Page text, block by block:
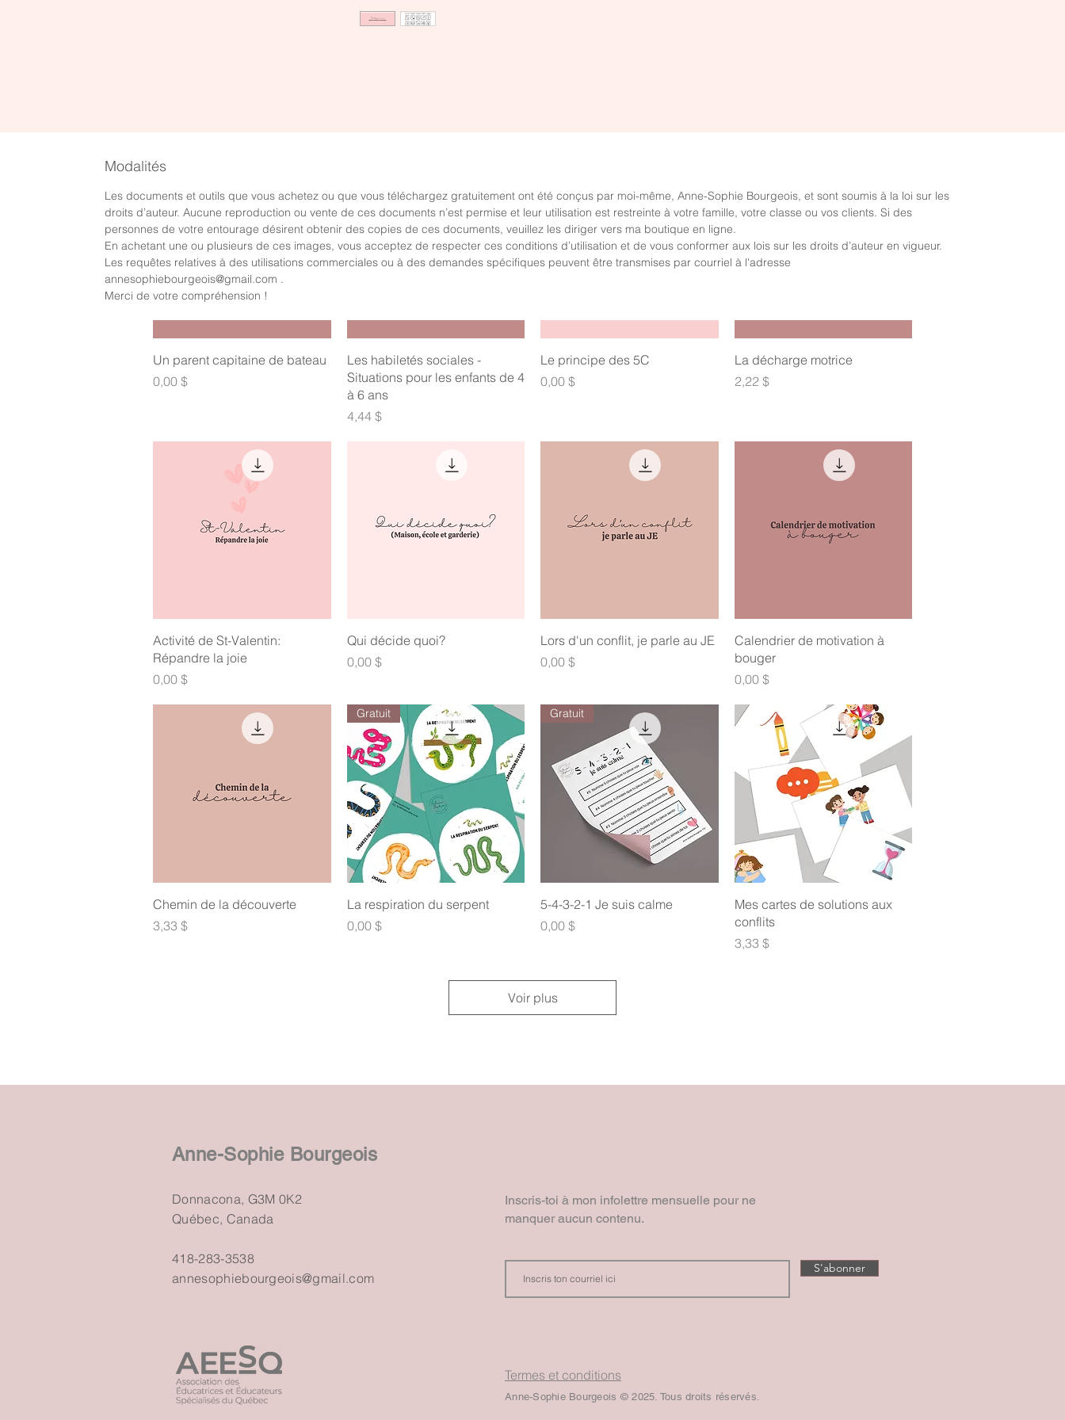
Aperçu rapide
Un parent capitaine de bateau
Prix
0,00 $
Aperçu rapide
Les habiletés sociales -
Situations pour les enfants de 4
à 6 ans
Prix
4,44 $
Aperçu rapide
Le principe des 5C
Prix
0,00 $
Aperçu rapide
La décharge motrice
Prix
2,22 $
Aperçu rapide
Activité de St-Valentin:
Répandre la joie
Prix
0,00 $
Aperçu rapide
Qui décide quoi?
Prix
0,00 $
Aperçu rapide
Lors d'un conflit, je parle au JE
Prix
0,00 $
Aperçu rapide
Calendrier de motivation à
bouger
Prix
0,00 $
Aperçu rapide
Chemin de la découverte
Prix
3,33 $
Aperçu rapide
Gratuit
La respiration du serpent
Prix
0,00 $
Aperçu rapide
Gratuit
5-4-3-2-1 Je suis calme
Prix
0,00 $
Aperçu rapide
Mes cartes de solutions aux
conflits
Prix
3,33 $
Voir plus
Modalités
Les documents et outils que vous achetez ou que vous téléchargez gratuitement ont été conçus par moi-même, Anne-Sophie Bourgeois, et sont soumis à la loi sur les
droits d’auteur. Aucune reproduction ou vente de ces documents n’est permise et leur utilisation est restreinte à votre famille, votre classe ou vos clients. Si des
personnes de votre entourage désirent obtenir des copies de ces documents, veuillez les diriger vers ma boutique en ligne.
En achetant une ou plusieurs de ces images, vous acceptez de respecter ces conditions d’utilisation et de vous conformer aux lois sur les droits d’auteur en vigueur.
Les requêtes relatives à des utilisations commerciales ou à des demandes spécifiques peuvent être transmises par courriel à l'adresse
annesophiebourgeois@gmail.com .
Merci de votre compréhension !
Anne-Sophie Bourgeois
Donnacona, G3M 0K2
Québec, Canada
418-283-3538
annesophiebourgeois@gmail.com
Inscris-toi à mon infolettre mensuelle pour ne
manquer aucun contenu.
S'abonner
Termes et conditions
Anne-Sophie Bourgeois © 2025. Tous droits réservés.